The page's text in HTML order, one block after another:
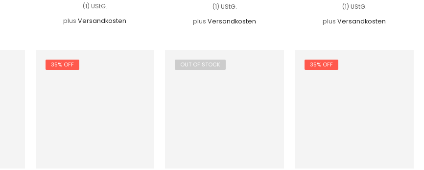
(1) UStG.
plusVersandkosten
(1) UStG.
plusVersandkosten
(1) UStG.
plusVersandkosten
35% OFF OUT OF STOCK 35% OFF